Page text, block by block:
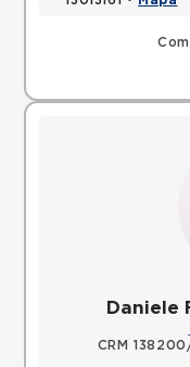
Daniele
CRM